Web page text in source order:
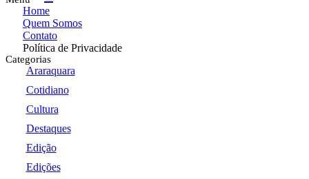
Home
Quem Somos
Contato
Política de Privacidade
Categorias
Araraquara
Cotidiano
Cultura
Destaques
Edição
Edições